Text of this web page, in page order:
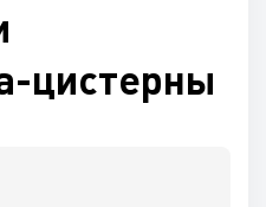
цистерны